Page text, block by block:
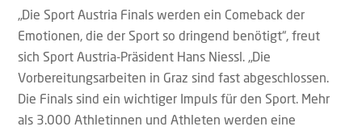
„Die Sport Austria Finals werden ein Comeback der
Emotionen, die der Sport so dringend benötigt“, freut
sich Sport Austria-Präsident Hans Niessl. „Die
Vorbereitungsarbeiten in Graz sind fast abgeschlossen.
Die Finals sind ein wichtiger Impuls für den Sport. Mehr
als 3.000 Athletinnen und Athleten werden eine